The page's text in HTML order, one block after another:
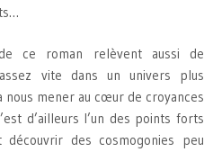
ce roman relèvent aussi de
vite dans un univers plus
nous mener au cœur de croyances
d’ailleurs l’un des points forts
des cosmogonies peu